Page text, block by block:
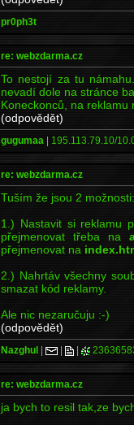
pr0ph3t
re: webzdarma.cz
To nestojí za tu
nevadí dole na stránce
Koneckonců, na reklamu
(odpovědět)
gugumaa | 195.113.79.10/
re: webzdarma.cz
Tuším že jsou 2 možnosti:
1.) Nastavit si reklamu
přejmenovat třeba na
přejmenovat na
2.) Nahrtáv všechny
smazat kód reklamy.
Ale nic nezaručuju :-)
(odpovědět)
Nazghul | | |
re: webzdarma.cz
ja bych to resil tak,ze